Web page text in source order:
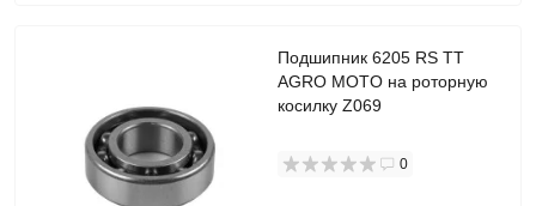
Подшипник 6205 RS TT
AGRO MOTO на роторную
косилку Z069
0